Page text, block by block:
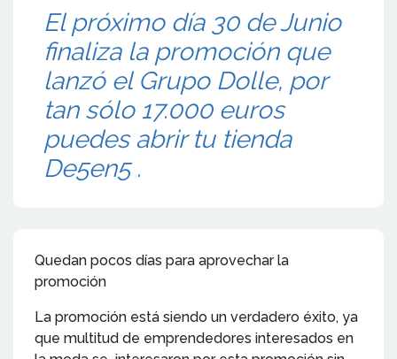
El próximo día 30 de Junio
finaliza la promoción que
lanzó el Grupo Dolle, por
tan sólo 17.000 euros
puedes abrir tu tienda
De5en5 .
Quedan pocos días para aprovechar la
promoción
La promoción está siendo un verdadero éxito, ya
que multitud de emprendedores interesados en